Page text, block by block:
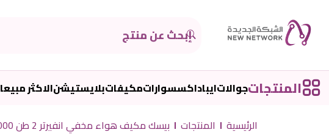
المنتجاتجوالاتايباداكسسواراتمكيفاتبلايستيشنالاكثر مبيعا
الرئيسية المنتجات بيسك مكيف هواء مخفي انفيرتر 2 طن 24000 وحدة حرارية ، حار/باردBDAC-XF24HIB/B BDAC-XC24HIB/B